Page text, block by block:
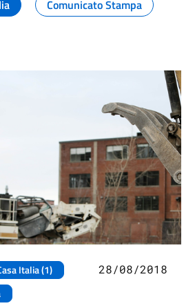
Comunicato Stampa
Italia (1)
28/08/2018